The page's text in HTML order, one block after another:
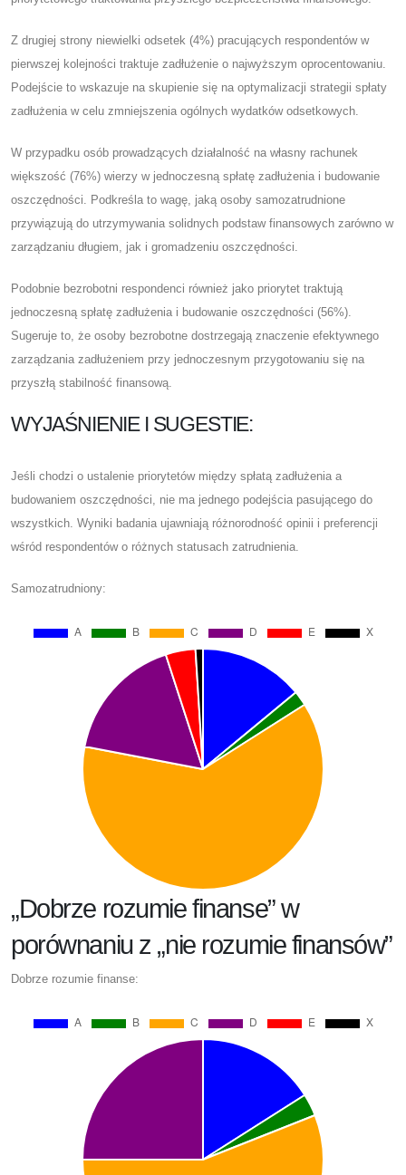
Z drugiej strony niewielki odsetek (4%) pracujących respondentów w
pierwszej kolejności traktuje zadłużenie o najwyższym oprocentowaniu.
Podejście to wskazuje na skupienie się na optymalizacji strategii spłaty
zadłużenia w celu zmniejszenia ogólnych wydatków odsetkowych.
W przypadku osób prowadzących działalność na własny rachunek
większość (76%) wierzy w jednoczesną spłatę zadłużenia i budowanie
oszczędności. Podkreśla to wagę, jaką osoby samozatrudnione
przywiązują do utrzymywania solidnych podstaw finansowych zarówno w
zarządzaniu długiem, jak i gromadzeniu oszczędności.
Podobnie bezrobotni respondenci również jako priorytet traktują
jednoczesną spłatę zadłużenia i budowanie oszczędności (56%).
Sugeruje to, że osoby bezrobotne dostrzegają znaczenie efektywnego
zarządzania zadłużeniem przy jednoczesnym przygotowaniu się na
przyszłą stabilność finansową.
WYJAŚNIENIE I SUGESTIE:
Jeśli chodzi o ustalenie priorytetów między spłatą zadłużenia a
budowaniem oszczędności, nie ma jednego podejścia pasującego do
wszystkich. Wyniki badania ujawniają różnorodność opinii i preferencji
wśród respondentów o różnych statusach zatrudnienia.
Samozatrudniony:
„Dobrze rozumie finanse” w
porównaniu z „nie rozumie finansów”
Dobrze rozumie finanse: